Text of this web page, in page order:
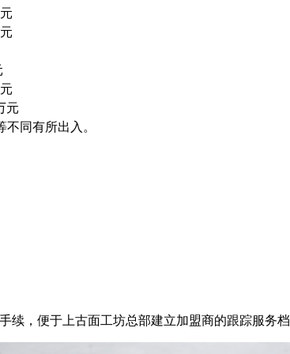
元
同有所出入。
续，便于上古面工坊总部建立加盟商的跟踪服务